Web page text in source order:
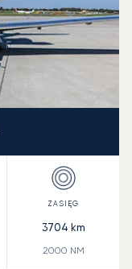
3704 km
2000 NM